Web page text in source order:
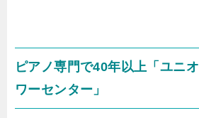
ピアノ専門で40年以上「ユニ
ワーセンター」